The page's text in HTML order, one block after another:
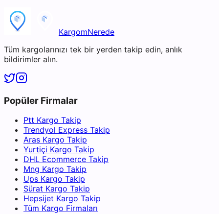
KargomNerede
Tüm kargolarınızı tek bir yerden takip edin, anlık
bildirimler alın.
Popüler Firmalar
Ptt Kargo Takip
Trendyol Express Takip
Aras Kargo Takip
Yurtiçi Kargo Takip
DHL Ecommerce Takip
Mng Kargo Takip
Ups Kargo Takip
Sürat Kargo Takip
Hepsijet Kargo Takip
Tüm Kargo Firmaları